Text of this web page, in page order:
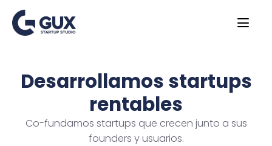
Desarrollamos startups
rentables
Co-fundamos startups que crecen junto a sus
founders y usuarios.